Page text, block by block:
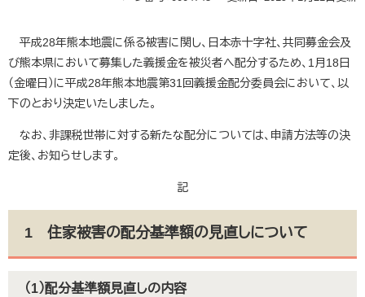
平成28年熊本地震に係る被害に関し、日本赤十字社、共同募金会及
び熊本県において募集した義援金を被災者へ配分するため、1月18日
（金曜日）に平成28年熊本地震第31回義援金配分委員会において、以
下のとおり決定いたしました。
なお、非課税世帯に対する新たな配分については、申請方法等の決
定後、お知らせします。
記
1 住家被害の配分基準額の見直しについて
（1）配分基準額見直しの内容